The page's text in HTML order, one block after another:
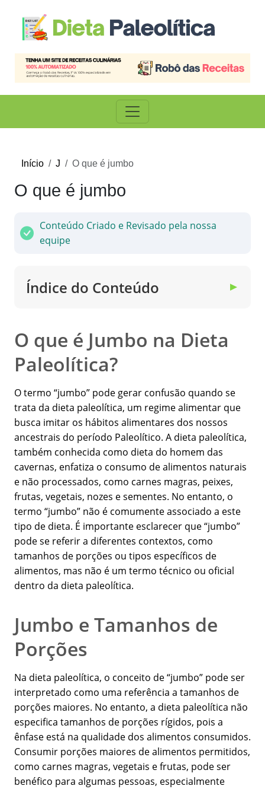
Início J O que é jumbo
O que é jumbo
Conteúdo Criado e Revisado pela nossa
equipe
Índice do Conteúdo ▼
O que é Jumbo na Dieta
Paleolítica?
O termo “jumbo” pode gerar confusão quando se
trata da dieta paleolítica, um regime alimentar que
busca imitar os hábitos alimentares dos nossos
ancestrais do período Paleolítico. A dieta paleolítica,
também conhecida como dieta do homem das
cavernas, enfatiza o consumo de alimentos naturais
e não processados, como carnes magras, peixes,
frutas, vegetais, nozes e sementes. No entanto, o
termo “jumbo” não é comumente associado a este
tipo de dieta. É importante esclarecer que “jumbo”
pode se referir a diferentes contextos, como
tamanhos de porções ou tipos específicos de
alimentos, mas não é um termo técnico ou oficial
dentro da dieta paleolítica.
Jumbo e Tamanhos de
Porções
Na dieta paleolítica, o conceito de “jumbo” pode ser
interpretado como uma referência a tamanhos de
porções maiores. No entanto, a dieta paleolítica não
especifica tamanhos de porções rígidos, pois a
ênfase está na qualidade dos alimentos consumidos.
Consumir porções maiores de alimentos permitidos,
como carnes magras, vegetais e frutas, pode ser
benéfico para algumas pessoas, especialmente